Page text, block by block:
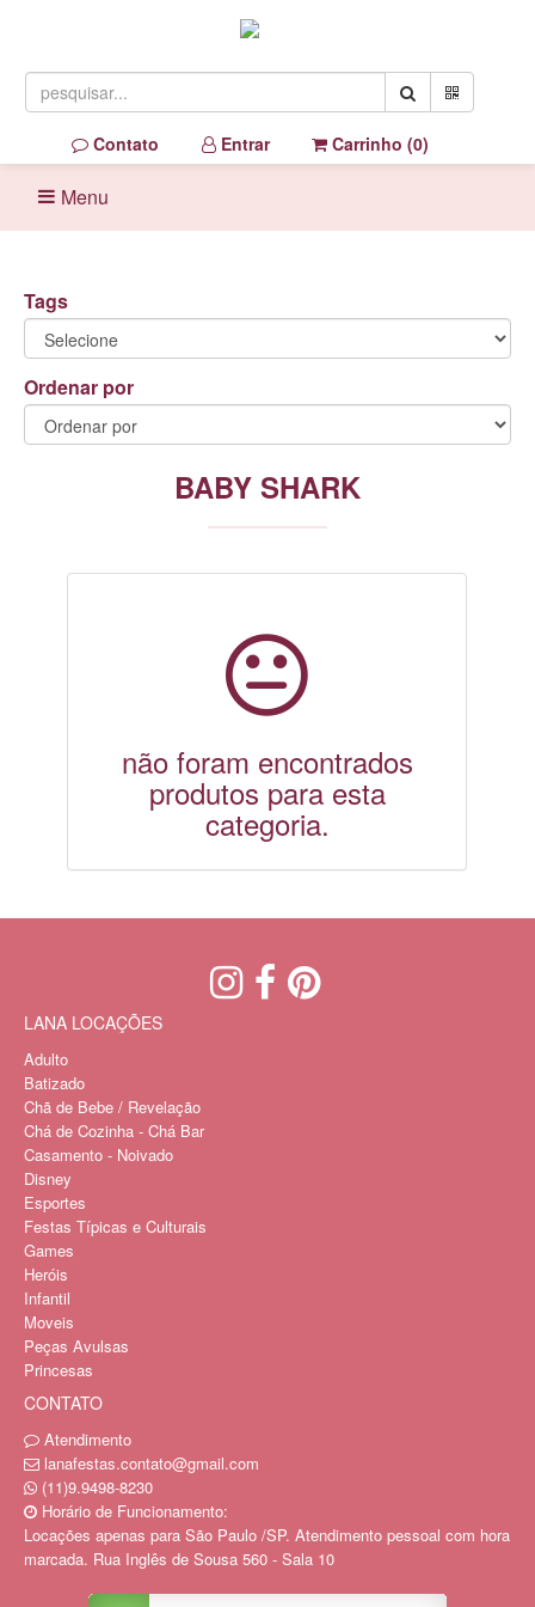
Contato Entrar Carrinho (0)
Menu
Tags
Ordenar por
BABY SHARK
não foram encontrados
produtos para esta
categoria.
LANA LOCAÇÕES
Adulto
Batizado
Chã de Bebe / Revelação
Chá de Cozinha - Chá Bar
Casamento - Noivado
Disney
Esportes
Festas Típicas e Culturais
Games
Heróis
Infantil
Moveis
Peças Avulsas
Princesas
CONTATO
Atendimento
lanafestas.contato@gmail.com
(11)9.9498-8230
Horário de Funcionamento:
Locações apenas para São Paulo /SP. Atendimento pessoal com hora
marcada. Rua Inglês de Sousa 560 - Sala 10